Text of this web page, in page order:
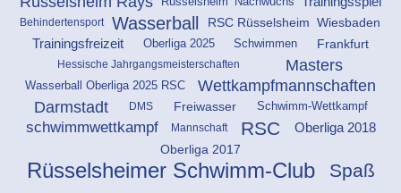
Behindertensport Wasserball RSC Rüsselsheim Wiesbaden
Trainingsfreizeit
Oberliga 2025 Schwimmen Frankfurt
Hessische Jahrgangsmeisterschaften Masters
Wasserball Oberliga 2025 RSC Wettkampfmannschaften
Darmstadt DMS Freiwasser Schwimm-Wettkampf
schwimmwettkampf Mannschaft RSC
Oberliga 2018
Oberliga 2017
Rüsselsheimer Schwimm-Club Spaß